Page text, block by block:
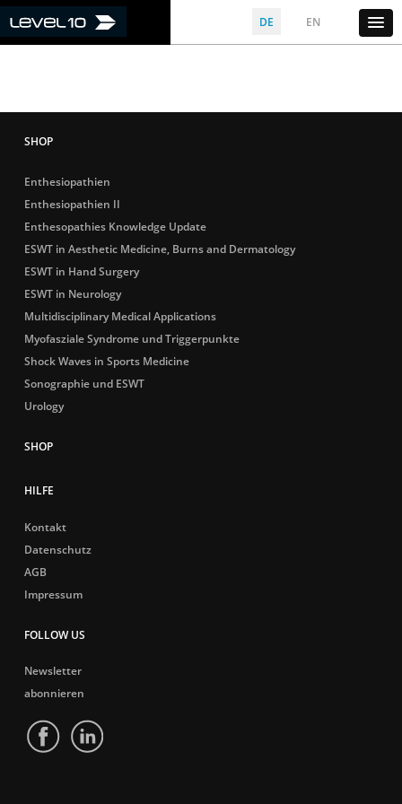
DE EN
Enthesiopathien
Enthesiopathien II
Enthesopathies Knowledge Update
ESWT in Aesthetic Medicine, Burns and Dermatology
ESWT in Hand Surgery
ESWT in Neurology
Multidisciplinary Medical Applications
Myofasziale Syndrome und Triggerpunkte
Shock Waves in Sports Medicine
Sonographie und ESWT
Urology
HILFE
Kontakt
Datenschutz
AGB
Impressum
FOLLOW US
Newsletter
abonnieren